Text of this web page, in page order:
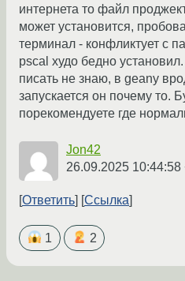
интернета то файл
может установится,
терминал - конфликтует с
pscal худо бедно
писать не знаю, в geany
запускается он почему то.
порекомендуете где
Jon42
26.09.2025 10:44:58
Ответить Ссылка
1 2